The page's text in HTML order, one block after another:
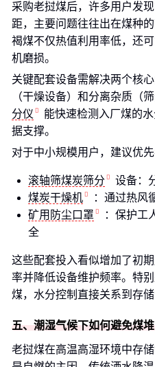
采购老挝煤后，许多用户发
距，主要问题往往出在煤种
褐煤不仅热值利用率低，还
机磨损。
关键配套设备需解决两个核
（干燥设备）和分离杂质（筛
分仪
能快速检测入厂煤的
据支撑。
对于中小规模用户，建议优
滚轴筛煤炭筛分
设备：
煤炭干燥机
：通过热风
矿用防尘口罩
：保护工
全
这些配套投入看似增加了初
率并降低设备维护频率。特
煤，水分控制直接关系到存储
五、潮湿气候下如何避免煤堆
老挝煤在高温高湿环境中存